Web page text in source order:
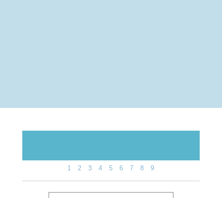
1 2 3 4 5 6 7 8 9